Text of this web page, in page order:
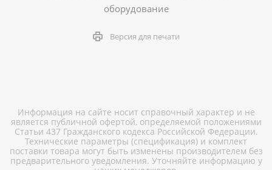
оборудование
Версия для печати
Информация на сайте носит справочный характер и не
является публичной офертой, определяемой положениями
Статьи 437 Гражданского кодекса Российской Федерации.
Технические параметры (спецификация) и комплект
поставки товара могут быть изменены производителем без
предварительного уведомления. Уточняйте информацию у